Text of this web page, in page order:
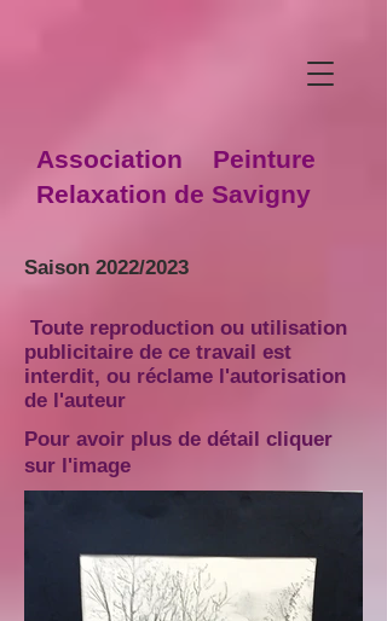
Association Peinture
Relaxation de Savigny
Saison 2022/2023
Toute reproduction ou utilisation
publicitaire de ce travail est
interdit, ou réclame l'autorisation
de l'auteur
Pour avoir plus de détail cliquer
sur l'image